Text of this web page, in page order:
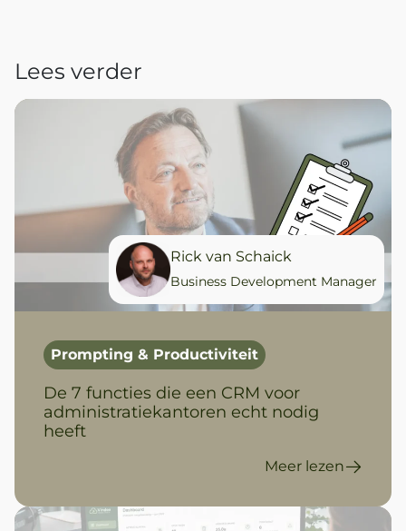
Lees verder
Rick van Schaick
Business Development Manager
Prompting & Productiviteit
De 7 functies die een CRM voor
administratiekantoren echt nodig
heeft
Meer lezen